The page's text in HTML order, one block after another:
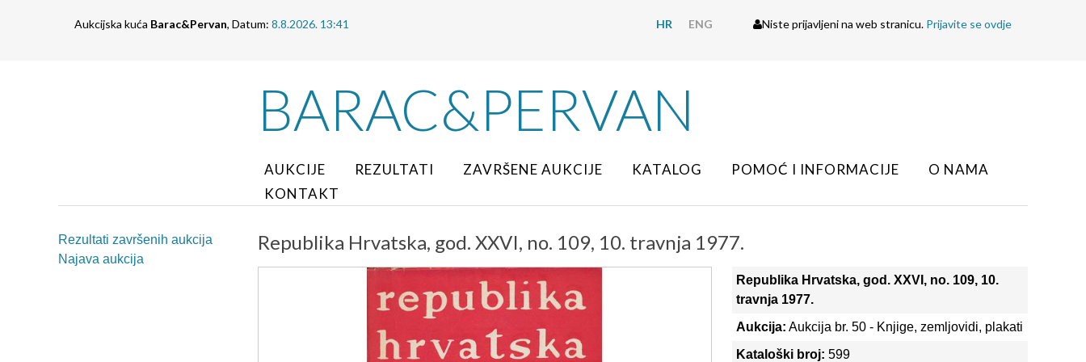
Aukcijska kuća Barac&Pervan, Datum: 8.8.2026. 13:41 HR ENG Niste prijavljeni na web stranicu. Prijavite se ovdje
BARAC&PERVAN
AUKCIJE REZULTATI ZAVRŠENE AUKCIJE KATALOG POMOĆ I INFORMACIJE
O NAMA
KONTAKT
Rezultati završenih aukcija
Najava aukcija
Republika Hrvatska, god. XXVI, no. 109, 10. travnja 1977.
Republika Hrvatska, god. XXVI, no. 109, 10.
travnja 1977.
Aukcija: Aukcija br. 50 - Knjige, zemljovidi, plakati
Kataloški broj: 599